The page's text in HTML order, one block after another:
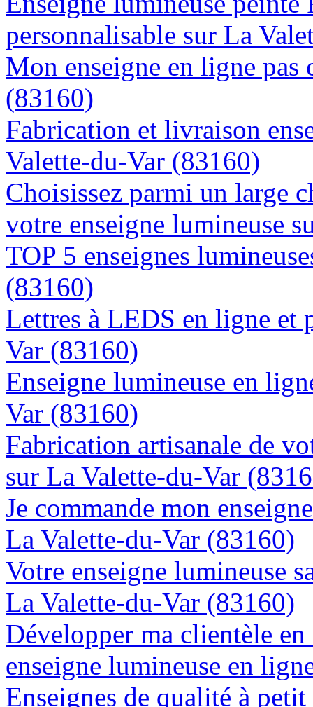
personnalisable sur La
Mon enseigne en ligne pas
(83160)
Fabrication et livraison
Valette-du-Var (83160)
Choisissez parmi un large
votre enseigne lumineuse
TOP 5 enseignes
(83160)
Lettres à LEDS en ligne et
Var (83160)
Enseigne lumineuse en
Var (83160)
Fabrication artisanale de
sur La Valette-du-Var
Je commande mon
La Valette-du-Var (83160)
Votre enseigne lumineuse
La Valette-du-Var (83160)
Développer ma clientèle
enseigne lumineuse en
Enseignes de qualité à